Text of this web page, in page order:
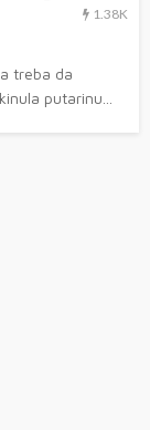
1.38K
treba da
putarinu...